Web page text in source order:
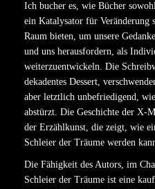
Ich bucher es, wie Bücher
ein Katalysator für Veränderung
Raum bieten, um unsere
und uns herausfordern, als
weiterzuentwickeln. Die
dekadentes Dessert,
aber letztlich unbefriedigend,
abstürzt. Die Geschichte der X-
der Erzählkunst, die zeigt, wie
Schleier der Träume werden
Die Fähigkeit des Autors, im
Schleier der Träume ist eine